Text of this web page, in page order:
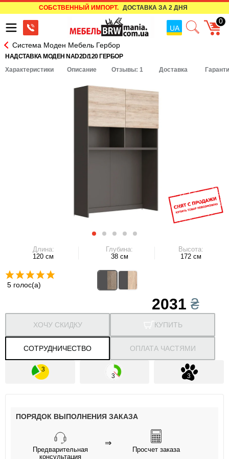
СОБСТВЕННЫЙ ИМПОРТ. ДОСТАВКА ЗА 2 ДНЯ
UA
0
Система Моден Мебель Гербор
НАДСТАВКА МОДЕН NAD2D/120 ГЕРБОР
Характеристики
Описание Отзывы: 1 Доставка
Длина:
120 см
Глубина:
38 см
Высота:
172 см
5 голос(а)
2031₴
КУПИТЬ
СОТРУДНИЧЕСТВО
ХОЧУ СКИДКУ
ОПЛАТА ЧАСТЯМИ
ПОРЯДОК ВЫПОЛНЕНИЯ ЗАКАЗА
Предварительная
консультация
⇒
Просчет заказа